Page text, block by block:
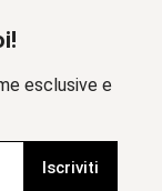
esclusive e
Iscriviti